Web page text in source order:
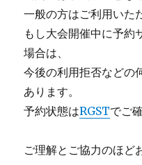
一般の方はご利用いた
もし大会開催中に予約
場合は、
今後の利用拒否などの
あります。
予約状態はRGSTでご
ご理解とご協力のほど